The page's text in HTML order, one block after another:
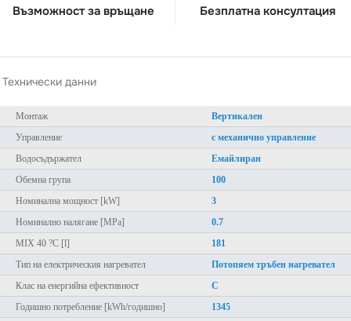
Възможност за връщане Безплатна консултация
Технически данни
Монтаж
Вертикален
Управление
с механично управление
Водосъдържател
Eмайлиран
Обемна група
100
Номинална мощност [kW]
3
Номинално налягане [MPa]
0.7
MIX 40 ?C [l]
181
Тип на електрическия нагревател
Потопяем тръбен нагревател
Клас на енергийна ефективност
C
Годишно потребление [kWh/годишно]
1345